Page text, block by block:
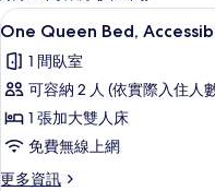
客
房
篩
選
條
顯
示
One
Queen
Bed,
Accessible
的
4
One Queen Bed,
1 間臥室
可容納 2 人 (依實際入住人
1 張加大雙人床
免費無線上網
更多資訊
更